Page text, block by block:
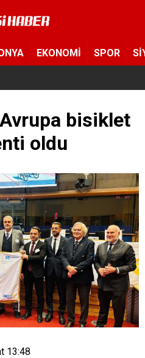
EKONOMİ SPOR
operasyon! 10 şüpheli gözaltına alındı
bisiklet
oldu
13:48